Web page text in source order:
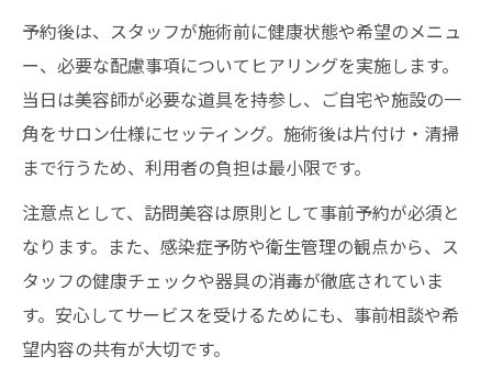
ホームページで確認できる料金情報の活用
術
さいたま市の訪問理美容券活用ガイド
訪問美容で利用できる理美容券の特徴解説
訪問理美容券の申請方法と利用手順を知る
訪問美容利用時の助成制度の活用ポイント
理美容券対応の訪問美容サービス選び方
さいたま市の訪問美容と助成金活用実例
予約後は、スタッフが施術前に健康状態や希望のメニュ
ー、必要な配慮事項についてヒアリングを実施します。
当日は美容師が必要な道具を持参し、ご自宅や施設の一
角をサロン仕様にセッティング。施術後は片付け・清掃
まで行うため、利用者の負担は最小限です。
注意点として、訪問美容は原則として事前予約が必須と
なります。また、感染症予防や衛生管理の観点から、ス
タッフの健康チェックや器具の消毒が徹底されていま
す。安心してサービスを受けるためにも、事前相談や希
望内容の共有が大切です。